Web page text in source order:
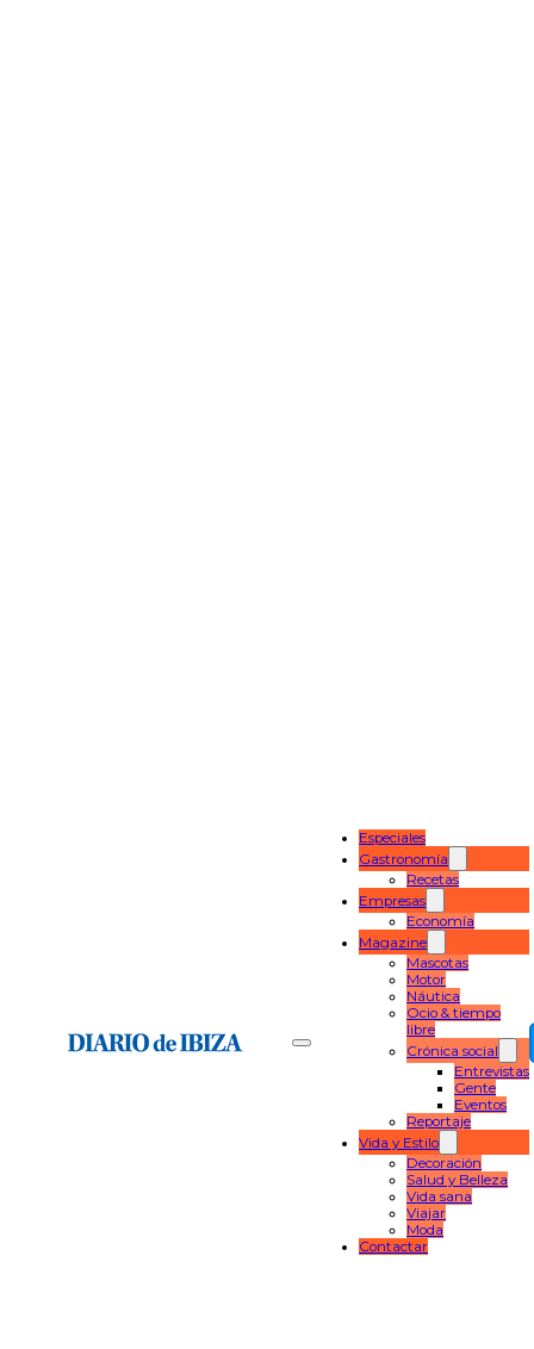
Especiales
Gastronomía
Recetas
Empresas
Economía
Magazine
Mascotas
Motor
Náutica
Ocio & tiempo
libre
Crónica social
Entrevistas
Gente
Eventos
Reportaje
Vida y Estilo
Decoración
Salud y Belleza
Vida sana
Viajar
Moda
Contactar